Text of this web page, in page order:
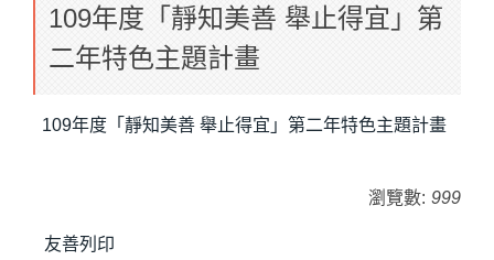
109年度「靜知美善 舉止得宜」第
二年特色主題計畫
109年度「靜知美善 舉止得宜」第二年特色主題計畫
瀏覽數: 999
友善列印